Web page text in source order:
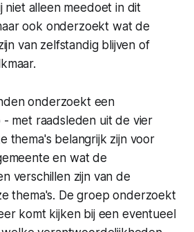
niet alleen meedoet in dit
ook onderzoekt wat de
van zelfstandig blijven of
onderzoekt een
met raadsleden uit de vier
thema's belangrijk zijn voor
en wat de
verschillen zijn van de
thema's. De groep onderzoekt
komt kijken bij een eventueel